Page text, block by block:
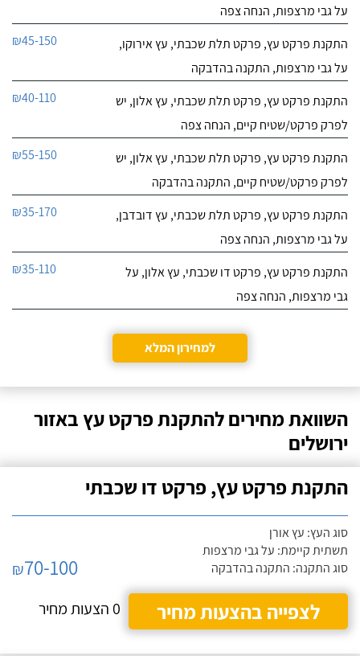
על גבי מרצפות, הנחה צפה
התקנת פרקט עץ, פרקט תלת שכבתי, עץ אירוקו,
על גבי מרצפות, התקנה בהדבקה
₪45-150
התקנת פרקט עץ, פרקט תלת שכבתי, עץ אלון, יש
לפרק פרקט/שטיח קיים, הנחה צפה
₪40-110
התקנת פרקט עץ, פרקט תלת שכבתי, עץ אלון, יש
לפרק פרקט/שטיח קיים, התקנה בהדבקה
₪55-150
התקנת פרקט עץ, פרקט תלת שכבתי, עץ דובדבן,
על גבי מרצפות, הנחה צפה
₪35-170
התקנת פרקט עץ, פרקט דו שכבתי, עץ אלון, על
גבי מרצפות, הנחה צפה
₪35-110
למחירון המלא
השוואת מחירים להתקנת פרקט עץ באזור
ירושלים
התקנת פרקט עץ, פרקט דו שכבתי
סוג העץ: עץ אורן
תשתית קיימת: על גבי מרצפות
סוג התקנה: התקנה בהדבקה
₪70-100
לצפייה בהצעות מחיר
0 הצעות מחיר